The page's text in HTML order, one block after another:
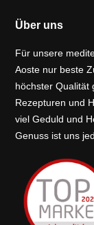
Über uns
Für unsere
Aoste nur beste
höchster Qualität
Rezepturen und
viel Geduld und
Genuss ist uns